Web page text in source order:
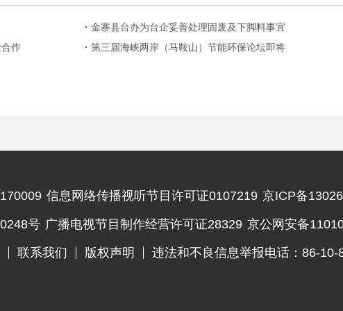
金寨县台办为台企妥善处理固废及下脚料事宜
作
第三届海峡两岸（马鞍山）节能环保论坛即将
信息网络传播视听节目许可证0107219 京ICP备
号 广播电视节目制作经营许可证28329 京公网安备
联系我们 版权声明 违法和不良信息举报电话：86-10-
违法和不良信息举报电话